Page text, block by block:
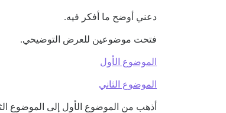
دعني أوضح ما أفكر فيه.
فتحت موضوعين للعرض التوضيحي.
الموضوع الأول
الموضوع الثاني
أذهب من الموضوع الأول إلى الموضوع